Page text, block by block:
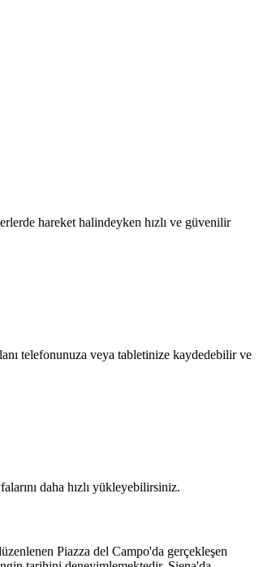
hareket halindeyken hızlı ve güvenilir
telefonunuza veya tabletinize kaydedebilir ve
daha hızlı yükleyebilirsiniz.
Piazza del Campo'da gerçekleşen